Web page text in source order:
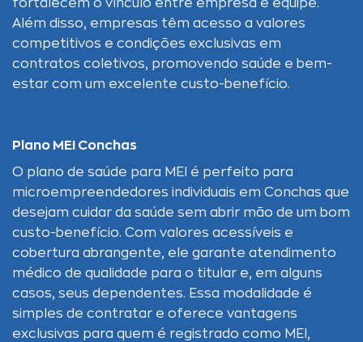
fortalecem o vínculo entre empresa e equipe.
Além disso, empresas têm acesso a valores
competitivos e condições exclusivas em
contratos coletivos, promovendo saúde e bem-
estar com um excelente custo-benefício.
Plano MEI Conchas
O plano de saúde para MEI é perfeito para
microempreendedores individuais em Conchas que
desejam cuidar da saúde sem abrir mão de um bom
custo-benefício. Com valores acessíveis e
cobertura abrangente, ele garante atendimento
médico de qualidade para o titular e, em alguns
casos, seus dependentes. Essa modalidade é
simples de contratar e oferece vantagens
exclusivas para quem é registrado como MEI,